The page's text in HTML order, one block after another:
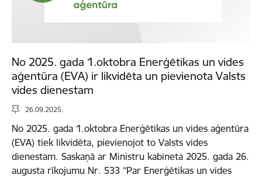
No 2025. gada 1.oktobra Enerģētikas un vides
aģentūra (EVA) ir likvidēta un pievienota Valsts
vides dienestam
26.09.2025.
No 2025. gada 1.oktobra Enerģētikas un vides aģentūra
(EVA) tiek likvidēta, pievienojot to Valsts vides
dienestam. Saskaņā ar Ministru kabineta 2025. gada 26.
augusta rīkojumu Nr. 533 “Par Enerģētikas un vides